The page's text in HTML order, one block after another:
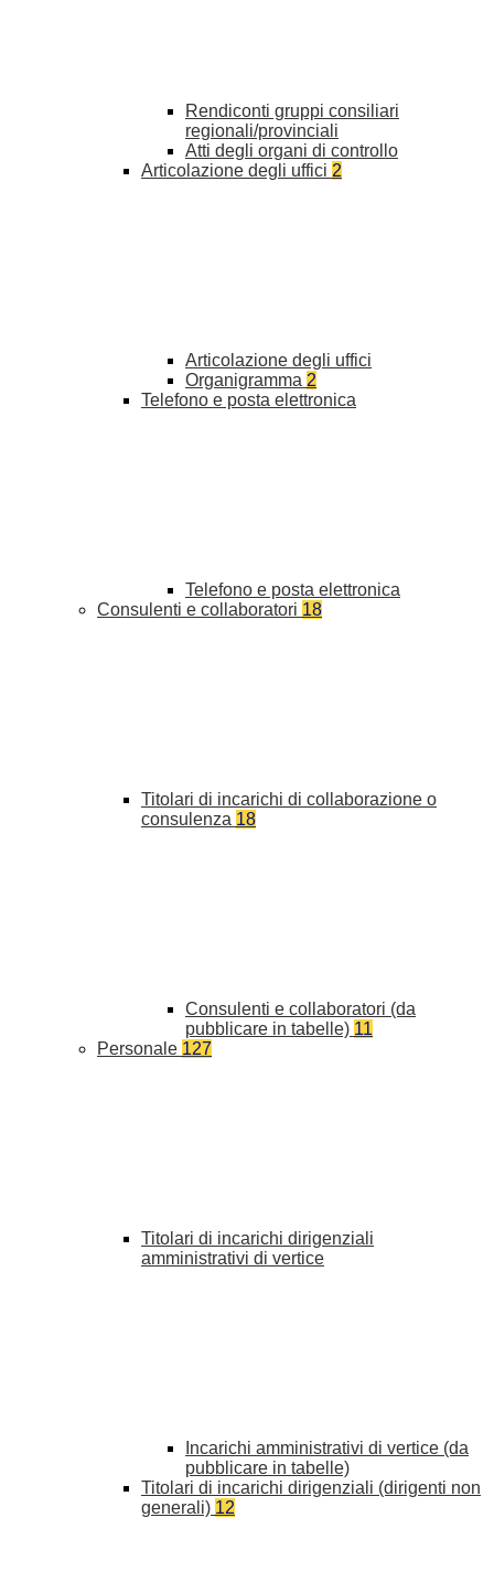
Rendiconti gruppi consiliari
regionali/provinciali
Atti degli organi di controllo
Articolazione degli uffici 2
Articolazione degli uffici
Organigramma 2
Telefono e posta elettronica
Telefono e posta elettronica
Consulenti e collaboratori 18
Titolari di incarichi di collaborazione o
consulenza 18
Consulenti e collaboratori (da
pubblicare in tabelle) 11
Personale 127
Titolari di incarichi dirigenziali
amministrativi di vertice
Incarichi amministrativi di vertice (da
pubblicare in tabelle)
Titolari di incarichi dirigenziali (dirigenti non
generali) 12